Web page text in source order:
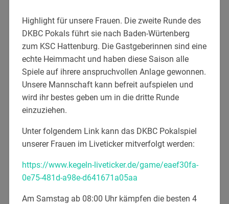
Highlight für unsere Frauen. Die zweite Runde des
DKBC Pokals führt sie nach Baden-Würtenberg
zum KSC Hattenburg. Die Gastgeberinnen sind eine
echte Heimmacht und haben diese Saison alle
Spiele auf ihrere anspruchvollen Anlage gewonnen.
Unsere Mannschaft kann befreit aufspielen und
wird ihr bestes geben um in die dritte Runde
einzuziehen.
Unter folgendem Link kann das DKBC Pokalspiel
unserer Frauen im Liveticker mitverfolgt werden:
https://www.kegeln-liveticker.de/game/eaef30fa-
0e75-481d-a98e-d641671a05aa
Am Samstag ab 08:00 Uhr kämpfen die besten 4